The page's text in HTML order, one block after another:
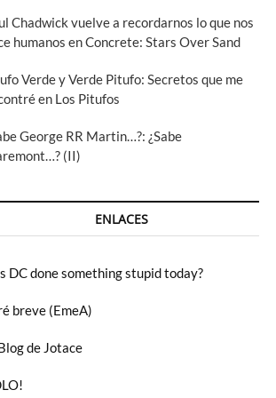
Chadwick vuelve a recordarnos lo que nos
humanos en Concrete: Stars Over Sand
Verde y Verde Pitufo: Secretos que me
en Los Pitufos
George RR Martin…?: ¿Sabe
(II)
ENLACES
DC done something stupid today?
breve (EmeA)
de Jotace